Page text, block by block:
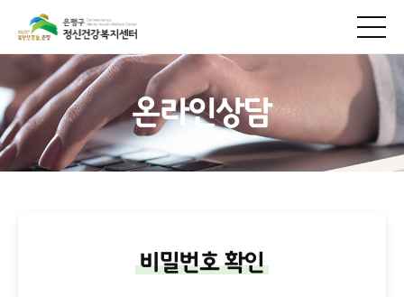
온라인상담
비밀번호 확인